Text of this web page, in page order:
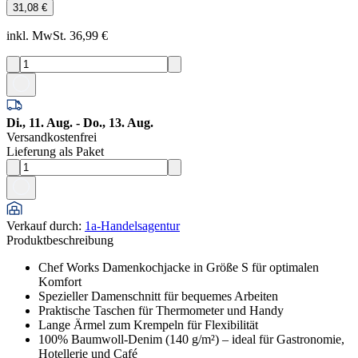
31,08 €
inkl. MwSt. 36,99 €
Di., 11. Aug. - Do., 13. Aug.
Versandkostenfrei
Lieferung als Paket
Verkauf durch: 1a-Handelsagentur
Produktbeschreibung
Chef Works Damenkochjacke in Größe S für optimalen
Komfort
Spezieller Damenschnitt für bequemes Arbeiten
Praktische Taschen für Thermometer und Handy
Lange Ärmel zum Krempeln für Flexibilität
100% Baumwoll-Denim (140 g/m²) – ideal für Gastronomie,
Hotellerie und Café